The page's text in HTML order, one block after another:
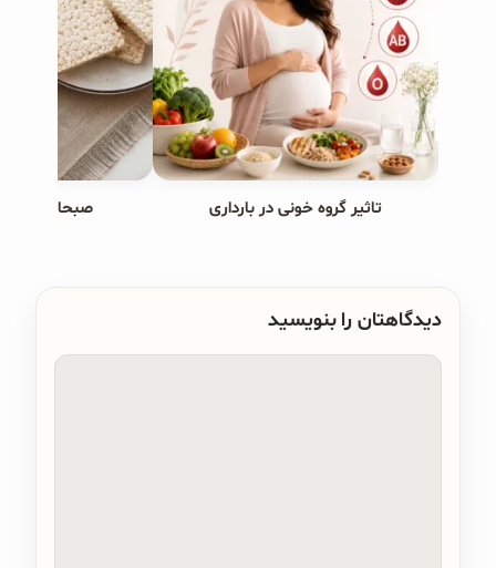
تاثیر گروه خونی در بارداری صبحانه های
دیدگاهتان را بنویسید